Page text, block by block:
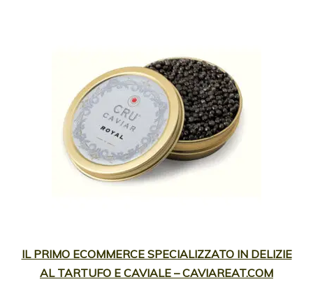
IL PRIMO ECOMMERCE SPECIALIZZATO IN DELIZIE
AL TARTUFO E CAVIALE – CAVIAREAT.COM